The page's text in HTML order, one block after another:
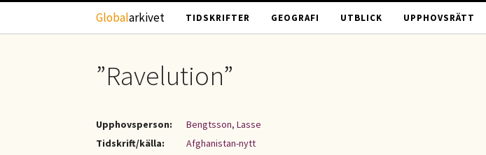
Hoppa till huvudinnehåll
Globalarkivet TIDSKRIFTER GEOGRAFI UTBLICK UPPHOVSRÄTT
”Ravelution”
Upphovsperson:
Bengtsson, Lasse
Tidskrift/källa:
Afghanistan-nytt